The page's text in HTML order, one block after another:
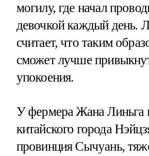
могилу, где начал
девочкой каждый день.
считает, что таким
сможет лучше
упокоения.
У фермера Жана Линьга
китайского города
провинция Сычуань,